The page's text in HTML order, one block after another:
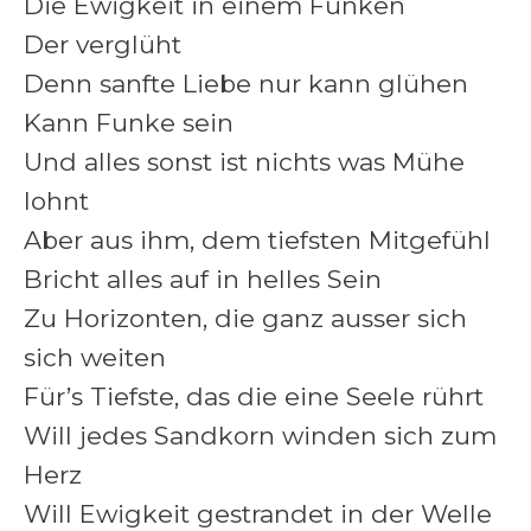
Der verglüht
Denn sanfte Liebe nur kann glühen
Kann Funke sein
Und alles sonst ist nichts was Mühe
lohnt
Aber aus ihm, dem tiefsten Mitgefühl
Bricht alles auf in helles Sein
Zu Horizonten, die ganz ausser sich
sich weiten
Für’s Tiefste, das die eine Seele rührt
Will jedes Sandkorn winden sich zum
Herz
Will Ewigkeit gestrandet in der Welle